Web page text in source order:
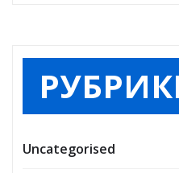
Uncategorised